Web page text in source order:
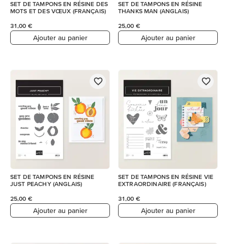
SET DE TAMPONS EN RÉSINE DES
MOTS ET DES VŒUX (FRANÇAIS)
31,00 €
Ajouter au panier
SET DE TAMPONS EN RÉSINE
THANKS MAN (ANGLAIS)
25,00 €
Ajouter au panier
SET DE TAMPONS EN RÉSINE
JUST PEACHY (ANGLAIS)
25,00 €
Ajouter au panier
SET DE TAMPONS EN RÉSINE VIE
EXTRAORDINAIRE (FRANÇAIS)
31,00 €
Ajouter au panier